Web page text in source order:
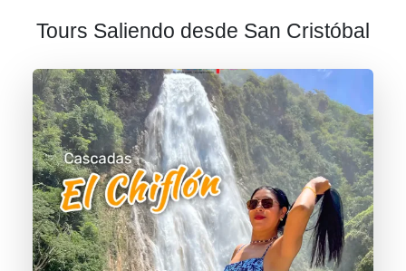
Tours Saliendo desde San Cristóbal